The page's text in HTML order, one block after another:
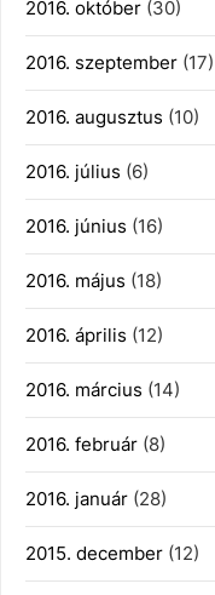
2016. október (30)
2016. szeptember (17)
2016. augusztus (10)
2016. július (6)
2016. június (16)
2016. május (18)
2016. április (12)
2016. március (14)
2016. február (8)
2016. január (28)
2015. december (12)